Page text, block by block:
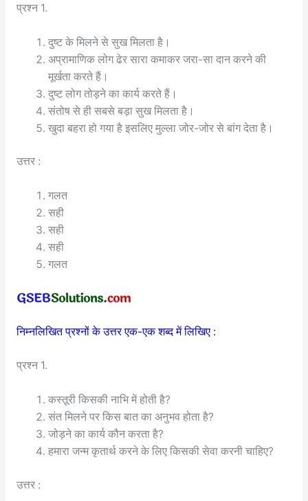
प्रश्न 1.
दुष्ट के मिलने से सुख मिलता है।
अप्रामाणिक लोग ढेर सारा कमाकर जरा-सा दान करने की
मूर्खता करते हैं।
दुष्ट लोग तोड़ने का कार्य करते हैं।
संतोष से ही सबसे बड़ा सुख मिलता है।
खुदा बहरा हो गया है इसलिए मुल्ला जोर-जोर से बांग देता है।
उत्तर :
गलत
सही
सही
सही
गलत
निम्नलिखित प्रश्नों के उत्तर एक-एक शब्द में लिखिए :
प्रश्न 1.
कस्तूरी किसकी नाभि में होती है?
संत मिलने पर किस बात का अनुभव होता है?
जोड़ने का कार्य कौन करता है?
हमारा जन्म कृतार्थ करने के लिए किसकी सेवा करनी चाहिए?
उत्तर :